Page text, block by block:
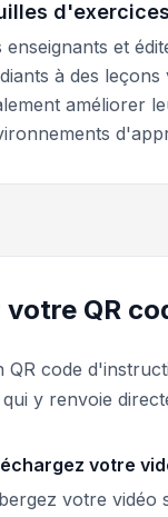
enseignants et
à des
améliorer
votre QR
QR code
y renvoie
votre
votre vidéo